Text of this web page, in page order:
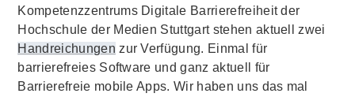
Kompetenzzentrums Digitale Barrierefreiheit der
Hochschule der Medien Stuttgart stehen aktuell zwei
Handreichungen zur Verfügung. Einmal für
barrierefreies Software und ganz aktuell für
Barrierefreie mobile Apps. Wir haben uns das mal